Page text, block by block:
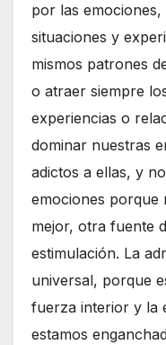
por las
situaciones y
mismos patrones
o atraer siempre
experiencias o
dominar nuestras
adictos a ellas, y
emociones porque
mejor, otra fuente
estimulación. La
universal, porque
fuerza interior y la
estamos